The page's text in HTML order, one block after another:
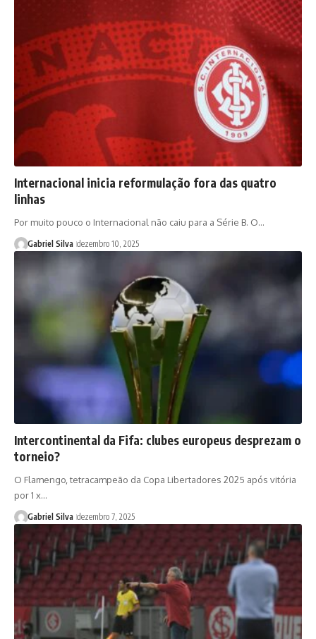
Internacional inicia reformulação fora das quatro
linhas
Por muito pouco o Internacional não caiu para a Série B. O…
Gabriel Silva dezembro 10, 2025
Intercontinental da Fifa: clubes europeus desprezam o
torneio?
O Flamengo, tetracampeão da Copa Libertadores 2025 após vitória
por 1 x…
Gabriel Silva dezembro 7, 2025